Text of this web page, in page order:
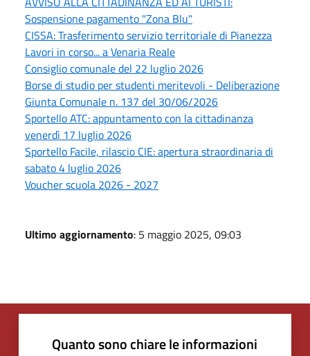
Sospensione pagamento "Zona Blu"
CISSA: Trasferimento servizio territoriale di Pianezza
Lavori in corso... a Venaria Reale
Consiglio comunale del 22 luglio 2026
Borse di studio per studenti meritevoli - Deliberazione
Giunta Comunale n. 137 del 30/06/2026
Sportello ATC: appuntamento con la cittadinanza
venerdì 17 luglio 2026
Sportello Facile, rilascio CIE: apertura straordinaria di
sabato 4 luglio 2026
Voucher scuola 2026 - 2027
Ultimo aggiornamento: 5 maggio 2025, 09:03
Quanto sono chiare le informazioni